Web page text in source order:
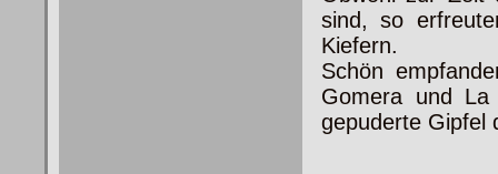
sind, so
Kiefern.
Schön
Gomera und
gepuderte Gipfel